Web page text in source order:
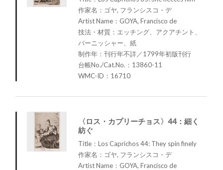
作家名：ゴヤ, フランシスコ・デ
Artist Name：GOYA, Francisco de
技法・材質：エッチング、アクアチント、
バーニッシャー、紙
制作年：刊行年不詳／1799年初版刊行
台帳No./Cat.No.：13860-11
WMC-ID：16710
〈ロス・カプリーチョス〉44：細く
紡ぐ
Title：Los Caprichos 44: They spin finely
作家名：ゴヤ, フランシスコ・デ
Artist Name：GOYA, Francisco de